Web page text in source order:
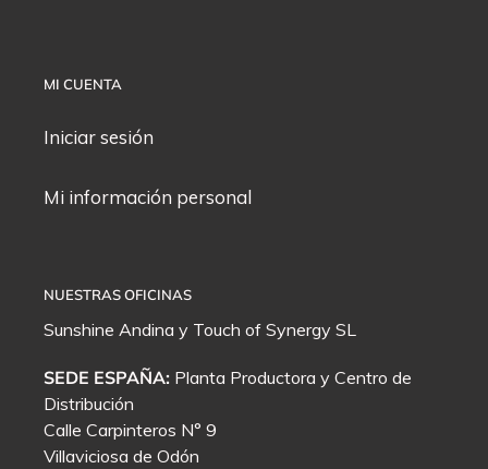
MI CUENTA
Iniciar sesión
Mi información personal
NUESTRAS OFICINAS
Sunshine Andina y Touch of Synergy SL
SEDE ESPAÑA: Planta Productora y Centro de
Distribución
Calle Carpinteros N° 9
Villaviciosa de Odón